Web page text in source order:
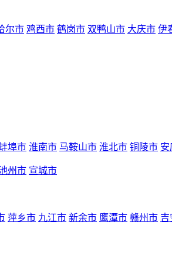
尔市 鸡西市 鹤岗市 双鸭山市 大庆市 伊
埠市 淮南市 马鞍山市 淮北市 铜陵市 安
州市 宣城市
萍乡市 九江市 新余市 鹰潭市 赣州市 吉